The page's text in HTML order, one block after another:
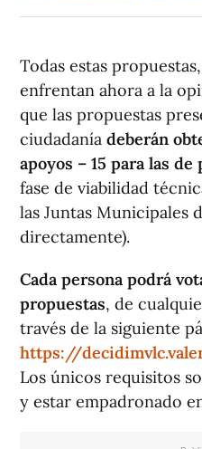
Todas estas
enfrentan ahora a la
que las propuestas
ciudadanía deberán
apoyos – 15 para las de
fase de viabilidad
las Juntas Municipales
directamente).
Cada persona podrá
propuestas, de
través de la siguiente
https://
Los únicos requisitos
y estar empadronado